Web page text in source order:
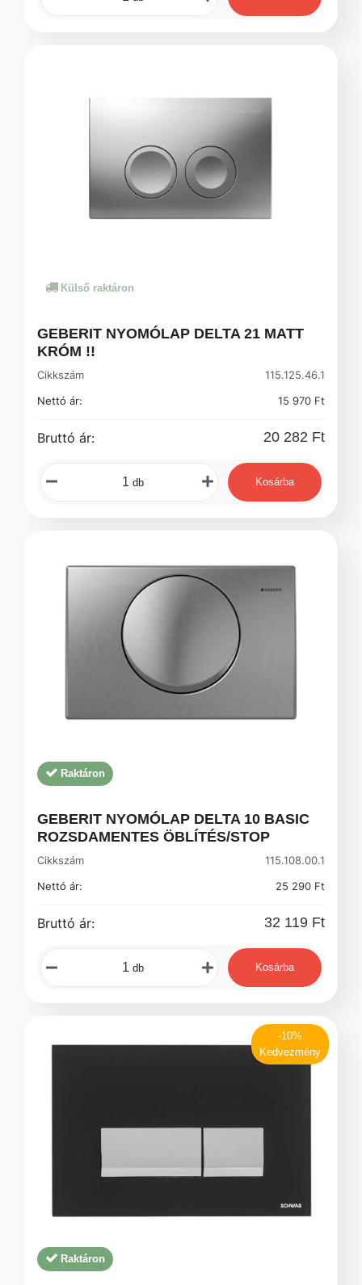
Külső raktáron
GEBERIT NYOMÓLAP DELTA 21 MATT
KRÓM !!
Cikkszám
115.125.46.1
Nettó ár:
15 970 Ft
Bruttó ár: 20 282 Ft
db Kosárba
Raktáron
GEBERIT NYOMÓLAP DELTA 10 BASIC
ROZSDAMENTES ÖBLÍTÉS/STOP
Cikkszám
115.108.00.1
Nettó ár:
25 290 Ft
Bruttó ár: 32 119 Ft
db Kosárba
-10%
Kedvezmény
Raktáron